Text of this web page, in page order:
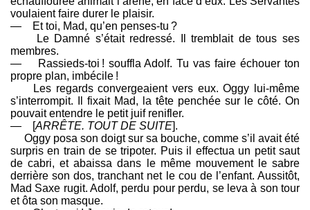
voulaient faire durer le plaisir.
— Et toi, Mad, qu’en penses-tu ?
Le Damné s’était redressé. Il tremblait de tous ses
membres.
— Rassieds-toi ! souffla Adolf. Tu vas faire échouer ton
propre plan, imbécile !
Les regards convergeaient vers eux. Oggy lui-même
s’interrompit. Il fixait Mad, la tête penchée sur le côté. On
pouvait entendre le petit juif renifler.
— [ARRÊTE. TOUT DE SUITE].
Oggy posa son doigt sur sa bouche, comme s’il avait été
surpris en train de se tripoter. Puis il effectua un petit saut
de cabri, et abaissa dans le même mouvement le sabre
derrière son dos, tranchant net le cou de l’enfant. Aussitôt,
Mad Saxe rugit. Adolf, perdu pour perdu, se leva à son tour
et ôta son masque.